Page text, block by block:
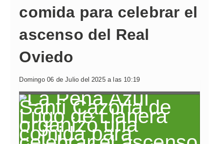
comida para celebrar el
ascenso del Real
Oviedo
Domingo 06 de Julio del 2025 a las 10:19